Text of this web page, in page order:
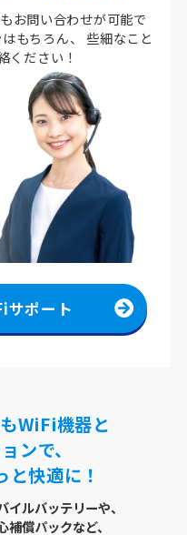
お問い合わせが可能で
もちろん、
些細なこと
ください！
サポート
WiFi機器と
ンで、
と快適に！
ルバッテリーや、
償パックなど、